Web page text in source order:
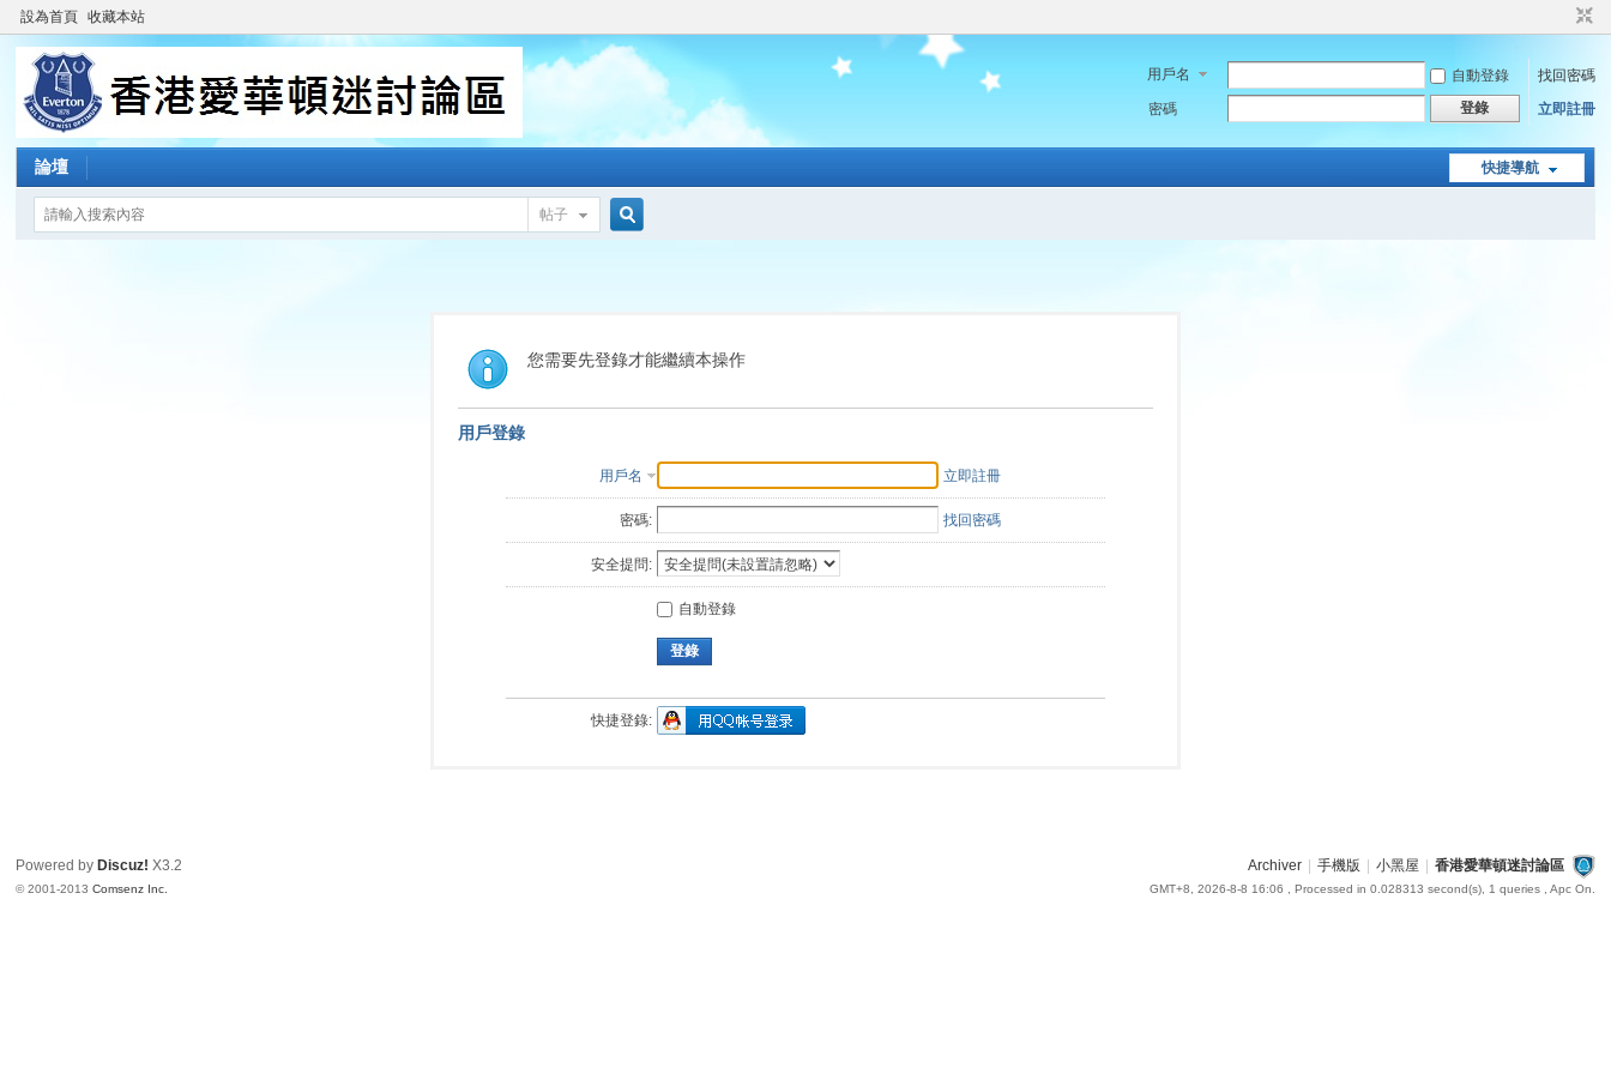
設為首頁 收藏本站
用戶名 自動登錄
找回密碼
密碼
登錄 立即註冊
快捷導航
論壇
帖子
索
您需要先登錄才能繼續本操作
用戶登錄
用戶名 立即註冊
密碼: 找回密碼
安全提問:
自動登錄
登錄
快捷登錄:
Archiver 手機版 小黑屋 香港愛華頓迷討論區
GMT+8, 2026-8-8 16:06 , Processed in 0.028313 second(s), 1 queries , Apc On.
Powered by Discuz! X3.2
© 2001-2013Comsenz Inc.